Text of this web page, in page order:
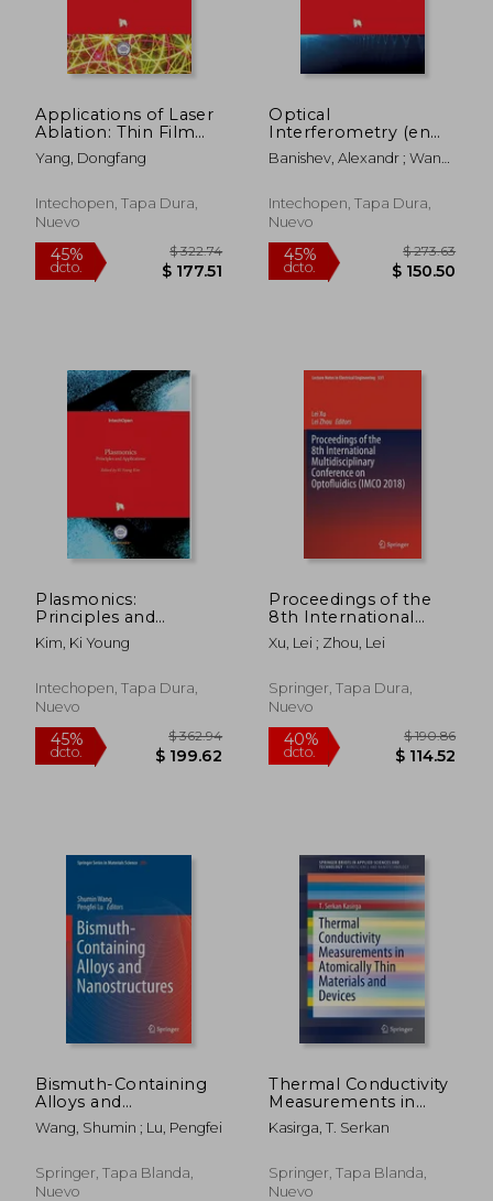
40%
dcto.
$ 190.86
$ 114.52
$ 118.25 dcto. $
Applications of Laser
Ablation: Thin Film
Deposition,
Nanomaterial
Modification (en
Inglés)
Yang, Dongfang
Intechopen, Tapa Dura,
Nuevo
Optical
Interferometry (en
Inglés)
Banishev, Alexandr ; Wang,
Intechopen, Tapa Dura,
Nuevo
Plasmonics:
Principles and
Applications (en
Inglés)
Kim, Ki Young
Intechopen, Tapa Dura,
Nuevo
Proceedings of the
8th International
Multidisciplinary
Conference on
2018) (en Inglés)
Xu, Lei ; Zhou, Lei
Springer, Tapa Dura,
Nuevo
Bismuth-Containing
Alloys and
Nanostructures (en
Inglés)
Wang, Shumin ; Lu, Pengfei
Springer, Tapa Blanda,
Nuevo
Thermal Conductivity
Measurements in
Atomically Thin
Materials and Devices
Kasirga, T. Serkan
Springer, Tapa Blanda,
Nuevo